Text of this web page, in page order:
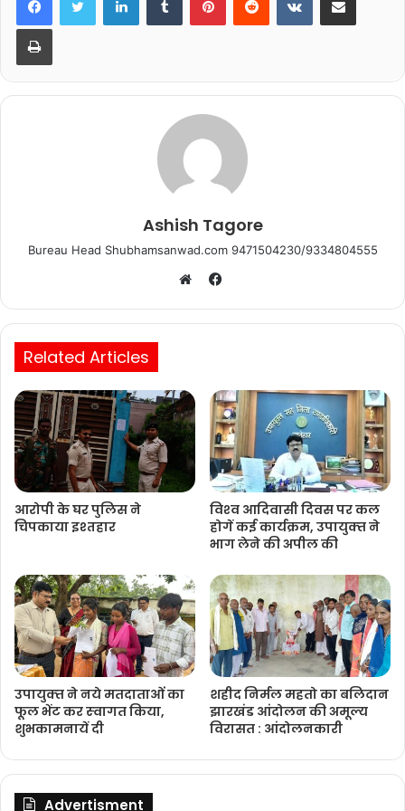
b
o
o
A
p
Print
Ashish Tagore
Bureau Head Shubhamsanwad.com 9471504230/9334804555
Facebook
Related Articles
आरोपी के घर पुलिस ने
चिपकाया इश्तहार
विश्‍व आदिवासी दिवस पर कल
होगें कई कार्यक्रम, उपायुक्‍त ने
भाग लेने की अपील की
उपायुक्‍त ने नये मतदाताओंं का
फूल भेंट कर स्‍वागत किया,
शुभकामनायें दी
शहीद निर्मल महतो का बलिदान
झारखंड आंदोलन की अमूल्य
विरासत : आंदोलनकारी
Advertisment